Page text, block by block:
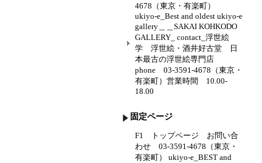
4678（東京・有楽町）
ukiyo-e_Best and oldest ukiyo-e
gallery＿＿SAKAI KOHKODO
GALLERY_ contact_浮世絵
学 浮世絵・酒井好古堂 日
本最古の浮世絵専門店
phone 03-3591-4678（東京・
有楽町）営業時間 10.00-
18.00
固定ページ
F1 トップページ お問い合
わせ 03-3591-4678（東京・
有楽町） ukiyo-e_BEST and